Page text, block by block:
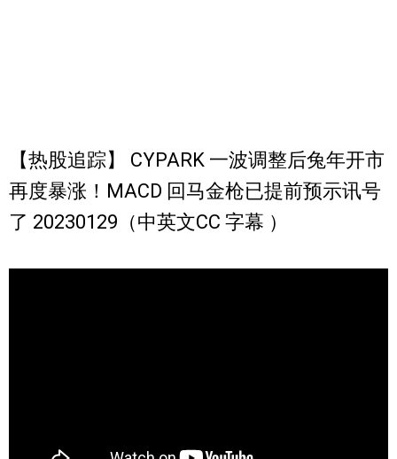
【热股追踪】 CYPARK 一波调整后兔年开市
再度暴涨！MACD 回马金枪已提前预示讯号
了 20230129（中英文CC 字幕 ）